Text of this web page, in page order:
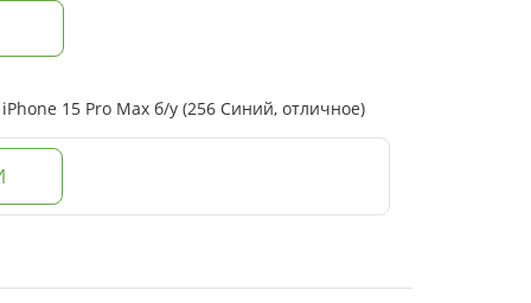
15 Pro Max б/у (256 Синий, отличное)